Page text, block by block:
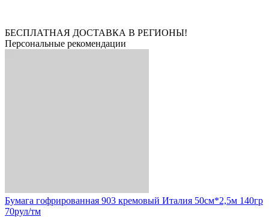
БЕСПЛАТНАЯ ДОСТАВКА В РЕГИОНЫ!
Персональные рекомендации
Бумага гофрированная 903 кремовый Италия 50см*2,5м 140гр
70рул/тм